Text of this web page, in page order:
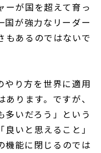
ーが国を超えて育っ
国が強力なリーダー
もあるのではないで
やり方を世界に適用
ります。ですが、
多いだろう」という
いと思えること」
機能に閉じるのでは